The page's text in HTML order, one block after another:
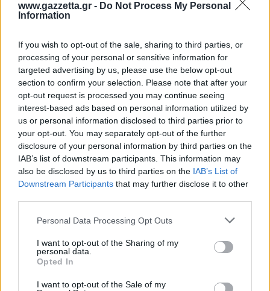
www.gazzetta.gr - Do Not Process My Personal
Information
If you wish to opt-out of the sale, sharing to third parties, or
processing of your personal or sensitive information for
targeted advertising by us, please use the below opt-out
section to confirm your selection. Please note that after your
opt-out request is processed you may continue seeing
interest-based ads based on personal information utilized by
us or personal information disclosed to third parties prior to
your opt-out. You may separately opt-out of the further
disclosure of your personal information by third parties on the
IAB’s list of downstream participants. This information may
also be disclosed by us to third parties on the IAB’s List of
Downstream Participants that may further disclose it to other
Please note that this website/app uses one or more Google
not limited to your visit or usage behaviour. You may click to
grant or deny consent to Google and its third-party tags to
use your data for below specified purposes in below Google
consent section.
Personal Data Processing Opt Outs
I want to opt-out of the Sharing of my
personal data.
Opted In
I want to opt-out of the Sale of my
Το ρεπορτάζ υπογραμμίζει επίσης ότι οι
τοποθετήσεις τηςSamiaαντανακλούν μια τάση
που παρατηρείται σε ορισμένεςαφρικανικές
θέσεις. Στην Ουγκάντα, ο πρόεδρος Yoweri
Museveni έχει μέλη της οικογένειάς του σε
εξέχουσες θέσεις, όπως την Πρώτη Κυρία Janet